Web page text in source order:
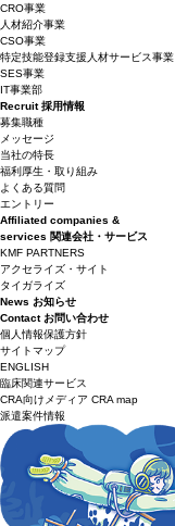
CRO事業
人材紹介事業
CSO事業
特定技能登録支援人材サービス事業
SES事業
IT事業部
Recruit採用情報
募集職種
メッセージ
当社の特長
福利厚生・取り組み
よくある質問
エントリー
Affiliated companies &
services 関連会社・サービス
KMF PARTNERS
アクセライズ・サイト
タイガライズ
News お知らせ
Contactお問い合わせ
個人情報保護方針
サイトマップ
ENGLISH
臨床関連サービス
CRA向けメディア CRA map
派遣案件情報